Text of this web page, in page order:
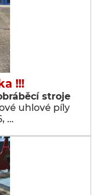
!!!
stroje
uhlové píly
…